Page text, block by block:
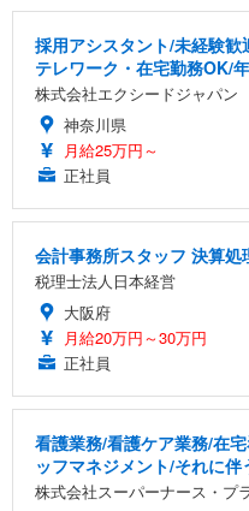
採用アシスタント/未経験
テレワーク・在宅勤務OK/
株式会社エクシードジャパン
神奈川県
月給25万円～
正社員
会計事務所スタッフ 決算
税理士法人日本経営
大阪府
月給20万円～30万円
正社員
看護業務/看護ケア業務/在
ッフマネジメント/それに
株式会社スーパーナース・プ